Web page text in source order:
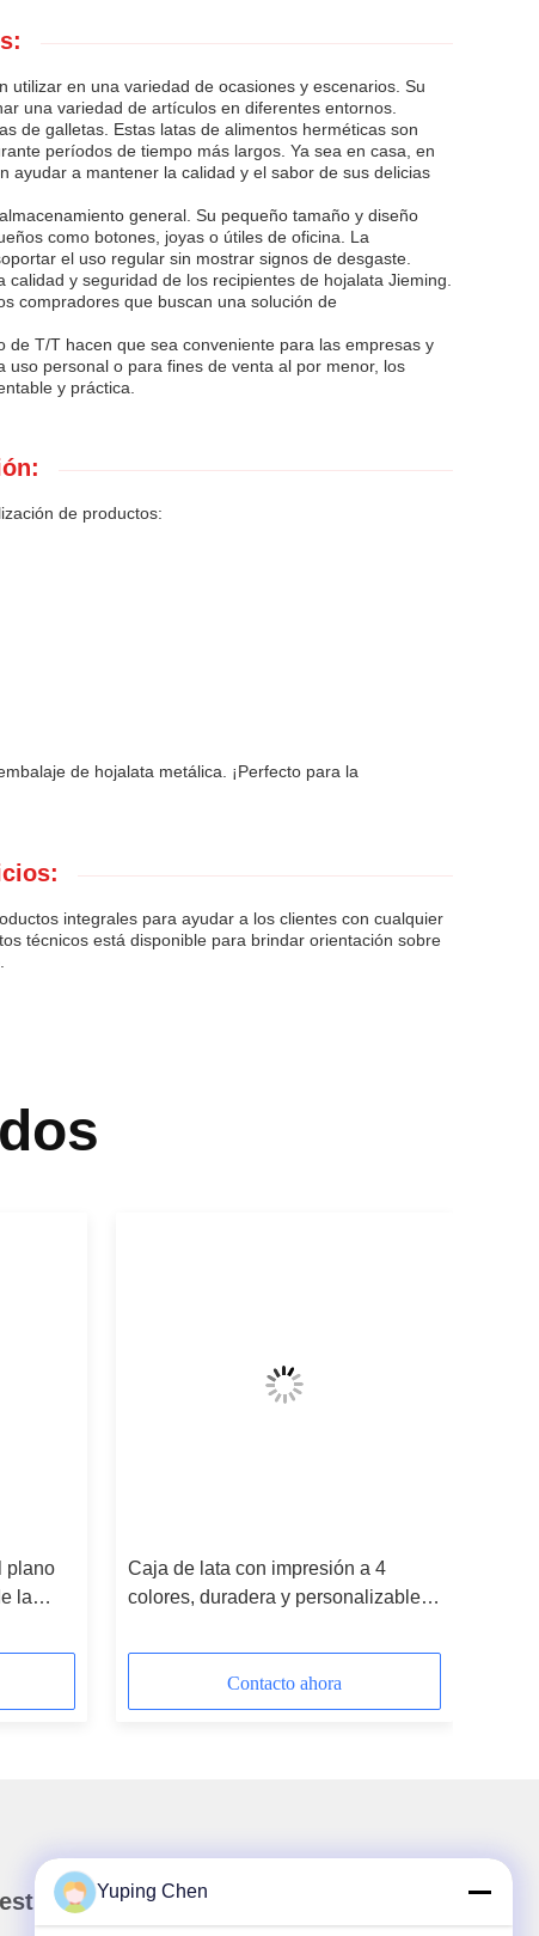
en una variedad de ocasiones y escenarios. Su
una variedad de artículos en diferentes entornos.
de galletas. Estas latas de alimentos herméticas son
períodos de tiempo más largos. Ya sea en casa, en
ayudar a mantener la calidad y el sabor de sus delicias
general. Su pequeño tamaño y diseño
como botones, joyas o útiles de oficina. La
el uso regular sin mostrar signos de desgaste.
y seguridad de los recipientes de hojalata Jieming.
compradores que buscan una solución de
T/T hacen que sea conveniente para las empresas y
personal o para fines de venta al por menor, los
y práctica.
de productos:
de hojalata metálica. ¡Perfecto para la
integrales para ayudar a los clientes con cualquier
técnicos está disponible para brindar orientación sobre
plano
la
Caja de lata con impresión a 4
colores, duradera y personalizable
Contacto ahora
boletín
Yuping Chen